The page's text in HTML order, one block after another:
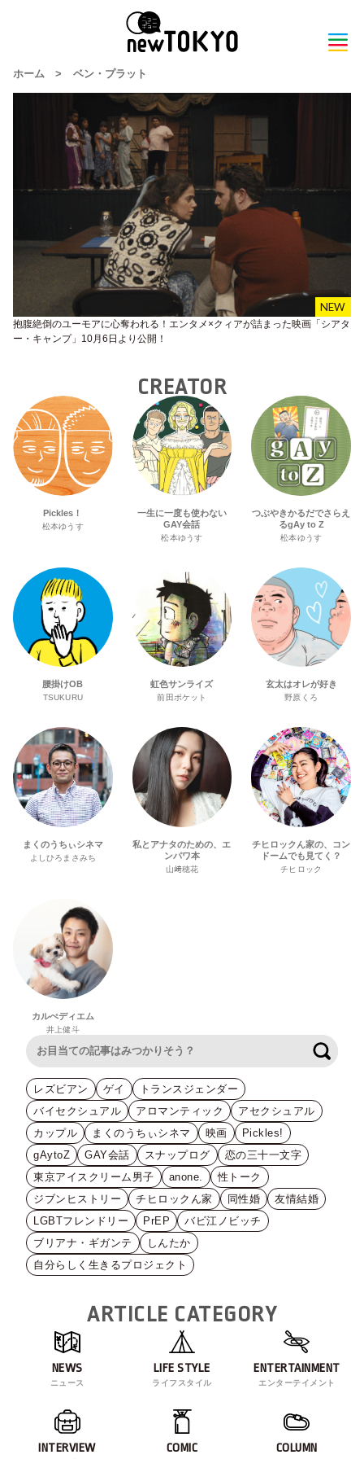
ホーム > ベン・プラット
抱腹絶倒のユーモアに心奪われる！エンタメ×クィアが詰まった映画「シアタ
ー・キャンプ」10月6日より公開！
CREATOR
Pickles！
松本ゆうす
一生に一度も使わない
GAY会話
松本ゆうす
つぶやきかるだでさらえ
るgAy to Z
松本ゆうす
腰掛けOB
TSUKURU
虹色サンライズ
前田ポケット
玄太はオレが好き
野原くろ
まくのうちぃシネマ
よしひろまさみち
私とアナタのための、エ
ンパワ本
山﨑穂花
チヒロックん家の、コン
ドームでも見てく？
チヒロック
カルぺディエム
井上健斗
レズビアン ゲイ
トランスジェンダー
バイセクシュアル
アロマンティック
アセクシュアル
カップル
まくのうちぃシネマ 映画
Pickles!
gAytoZ
GAY会話 スナップログ
恋の三十一文字
東京アイスクリーム男子
anone.
性トーク
ジブンヒストリー
チヒロックん家 同性婚
友情結婚
LGBTフレンドリー
PrEP
バビ江ノビッチ
ブリアナ・ギガンテ
しんたか
自分らしく生きるプロジェクト
ARTICLE CATEGORY
NEWS
ニュース
LIFE STYLE
ライフスタイル
ENTERTAINMENT
エンターテイメント
INTERVIEW COMIC COLUMN